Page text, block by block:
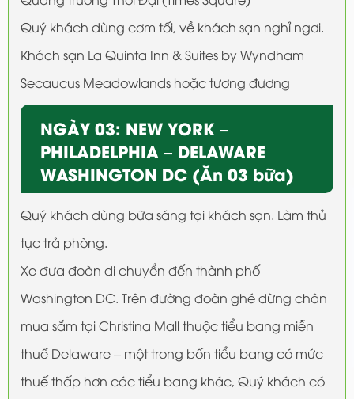
Quý khách dùng cơm tối, về khách sạn nghỉ ngơi.
Khách sạn La Quinta Inn & Suites by Wyndham
Secaucus Meadowlands hoặc tương đương
NGÀY 03: NEW YORK –
PHILADELPHIA – DELAWARE
WASHINGTON DC (Ăn 03 bữa)
Quý khách dùng bữa sáng tại khách sạn. Làm thủ
tục trả phòng.
Xe đưa đoàn di chuyển đến thành phố
Washington DC. Trên đường đoàn ghé dừng chân
mua sắm tại Christina Mall thuộc tiểu bang miễn
thuế Delaware – một trong bốn tiểu bang có mức
thuế thấp hơn các tiểu bang khác, Quý khách có